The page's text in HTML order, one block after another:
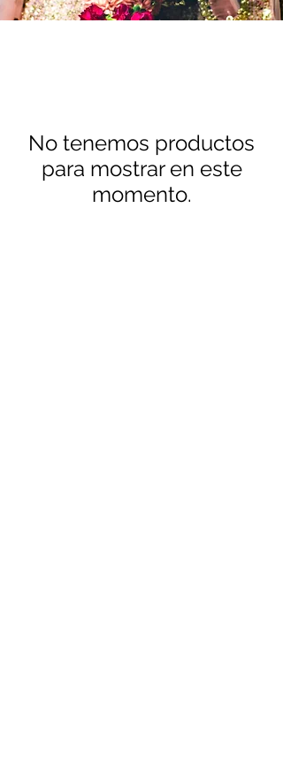
No tenemos productos
para mostrar en este
momento.